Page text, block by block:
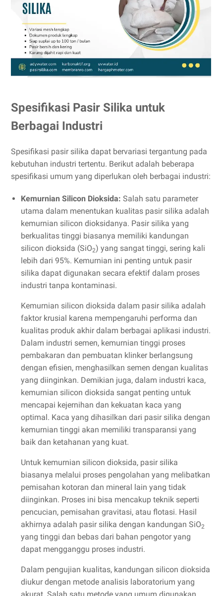
Spesifikasi Pasir Silika untuk
Berbagai Industri
Spesifikasi pasir silika dapat bervariasi tergantung pada
kebutuhan industri tertentu. Berikut adalah beberapa
spesifikasi umum yang diperlukan oleh berbagai industri:
Kemurnian Silicon Dioksida: Salah satu parameter
utama dalam menentukan kualitas pasir silika adalah
kemurnian silicon dioksidanya. Pasir silika yang
berkualitas tinggi biasanya memiliki kandungan
silicon dioksida (SiO2) yang sangat tinggi, sering kali
lebih dari 95%. Kemurnian ini penting untuk pasir
silika dapat digunakan secara efektif dalam proses
industri tanpa kontaminasi.
Kemurnian silicon dioksida dalam pasir silika adalah
faktor krusial karena mempengaruhi performa dan
kualitas produk akhir dalam berbagai aplikasi industri.
Dalam industri semen, kemurnian tinggi proses
pembakaran dan pembuatan klinker berlangsung
dengan efisien, menghasilkan semen dengan kualitas
yang diinginkan. Demikian juga, dalam industri kaca,
kemurnian silicon dioksida sangat penting untuk
mencapai kejernihan dan kekuatan kaca yang
optimal. Kaca yang dihasilkan dari pasir silika dengan
kemurnian tinggi akan memiliki transparansi yang
baik dan ketahanan yang kuat.
Untuk kemurnian silicon dioksida, pasir silika
biasanya melalui proses pengolahan yang melibatkan
pemisahan kotoran dan mineral lain yang tidak
diinginkan. Proses ini bisa mencakup teknik seperti
pencucian, pemisahan gravitasi, atau flotasi. Hasil
akhirnya adalah pasir silika dengan kandungan SiO2
yang tinggi dan bebas dari bahan pengotor yang
dapat mengganggu proses industri.
Dalam pengujian kualitas, kandungan silicon dioksida
diukur dengan metode analisis laboratorium yang
akurat. Salah satu metode yang umum digunakan